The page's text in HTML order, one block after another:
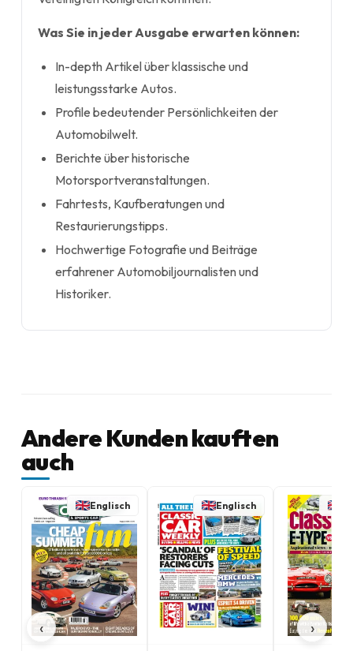
Was Sie in jeder Ausgabe erwarten können:
In-depth Artikel über klassische und
leistungsstarke Autos.
Profile bedeutender Persönlichkeiten der
Automobilwelt.
Berichte über historische
Motorsportveranstaltungen.
Fahrtests, Kaufberatungen und
Restaurierungstipps.
Hochwertige Fotografie und Beiträge
erfahrener Automobiljournalisten und
Historiker.
Andere Kunden kauften
auch
‹
Englisch Englisch
›